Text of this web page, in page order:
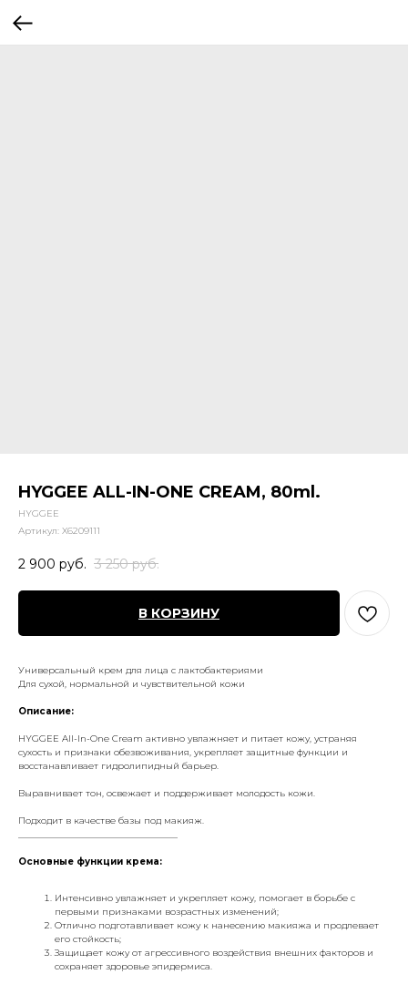
HYGGEE ALL-IN-ONE CREAM, 80ml.
HYGGEE
Артикул: X6209111
2 900 руб. 3 250 руб.
В КОРЗИНУ
Универсальный крем для лица с лактобактериями
Для сухой, нормальной и чувствительной кожи
Описание:
HYGGEE All-In-One Cream активно увлажняет и питает кожу, устраняя
сухость и признаки обезвоживания, укрепляет защитные функции и
восстанавливает гидролипидный барьер.
Выравнивает тон, освежает и поддерживает молодость кожи.
Подходит в качестве базы под макияж.
Основные функции крема:
Интенсивно увлажняет и укрепляет кожу, помогает в борьбе с
первыми признаками возрастных изменений;
Отлично подготавливает кожу к нанесению макияжа и продлевает
его стойкость;
Защищает кожу от агрессивного воздействия внешних факторов и
сохраняет здоровье эпидермиса.